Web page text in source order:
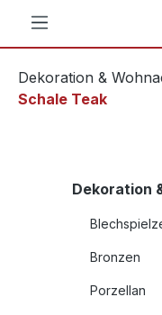
Dekoration &
Schale Teak
Dekoration
Bronzen
Porzellan